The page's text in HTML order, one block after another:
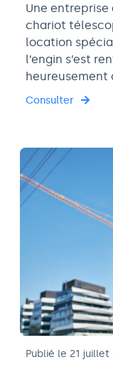
Une
chariot
location
l’engin s’est
heureusement
Consulter
Publié le 21 juillet